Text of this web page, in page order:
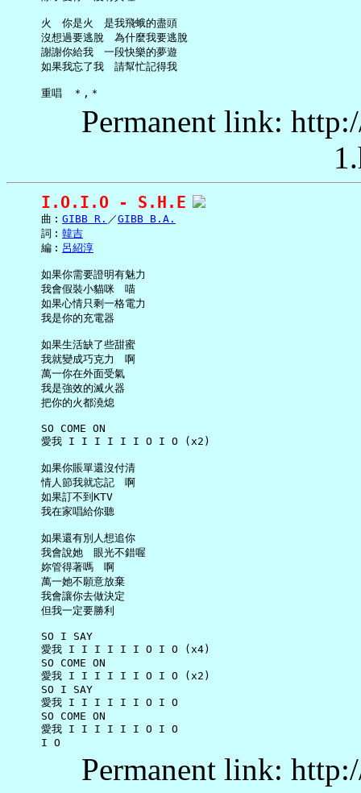
     火　你是火　是我飛蛾的盡頭
     沒想過要逃脫　為什麼我要逃脫
     謝謝你給我　一段快樂的夢遊
     如果我忘了我　請幫忙記得我
Permanent link:
I.O.I.O - S.H.E
     曲︰
GIBB R. ／GIBB B.A.
     詞︰
韓吉
     編︰
呂紹淳
     如果你需要證明有魅力
     我會假裝小貓咪　喵
     如果心情只剩一格電力
     我是你的充電器
     如果生活缺了些甜蜜
     我就變成巧克力　啊
     萬一你在外面受氣
     我是強效的滅火器
     把你的火都澆熄
     SO COME ON
     愛我 I I I I I I O I O (x2)
     如果你賬單還沒付清
     情人節我就忘記　啊
     如果訂不到KTV
     我在家唱給你聽
     如果還有別人想追你
     我會說她　眼光不錯喔
     妳管得著嗎　啊
     萬一她不願意放棄
     我會讓你去做決定
     但我一定要勝利
     SO I SAY
     愛我 I I I I I I O I O (x4)
     SO COME ON
     愛我 I I I I I I O I O (x2)
     SO I SAY
     愛我 I I I I I I O I O
     SO COME ON
     愛我 I I I I I I O I O
Permanent link: